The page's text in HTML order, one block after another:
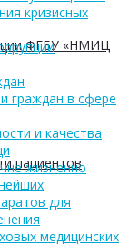
ФГБУ «НМИЦ
пациентов
кризисных
граждан в сфере
и качества
жизненно
для
медицинских